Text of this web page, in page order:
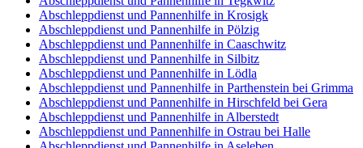
Abschleppdienst und Pannenhilfe in Krosigk
Abschleppdienst und Pannenhilfe in Pölzig
Abschleppdienst und Pannenhilfe in Caaschwitz
Abschleppdienst und Pannenhilfe in Silbitz
Abschleppdienst und Pannenhilfe in Lödla
Abschleppdienst und Pannenhilfe in Parthenstein bei Grimma
Abschleppdienst und Pannenhilfe in Hirschfeld bei Gera
Abschleppdienst und Pannenhilfe in Alberstedt
Abschleppdienst und Pannenhilfe in Ostrau bei Halle